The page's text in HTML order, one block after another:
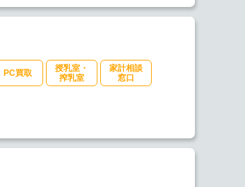
PC買取
授乳室・
搾乳室
家計相談
窓口